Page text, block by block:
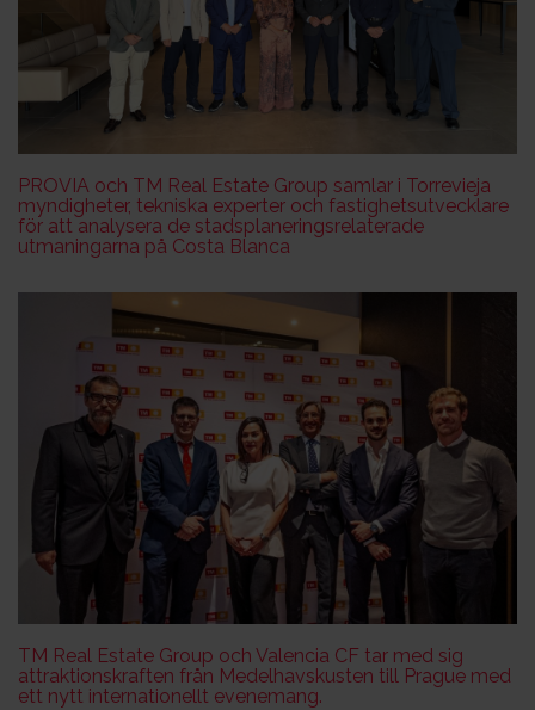
PROVIA och TM Real Estate Group samlar i Torrevieja
myndigheter, tekniska experter och fastighetsutvecklare
för att analysera de stadsplaneringsrelaterade
utmaningarna på Costa Blanca
TM Real Estate Group och Valencia CF tar med sig
attraktionskraften från Medelhavskusten till Prague med
ett nytt internationellt evenemang.